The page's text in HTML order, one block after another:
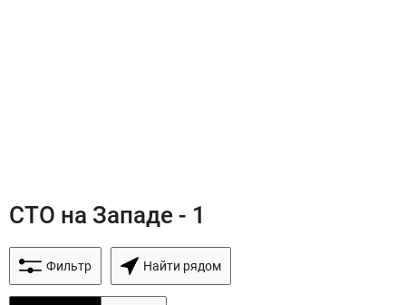
СТО на Западе - 1
Фильтр Найти рядом